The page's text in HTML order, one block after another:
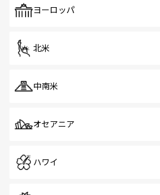
で、ホーカーズは地元の風情
ヨーロッパ
北米
中南米
オセアニア
ハワイ